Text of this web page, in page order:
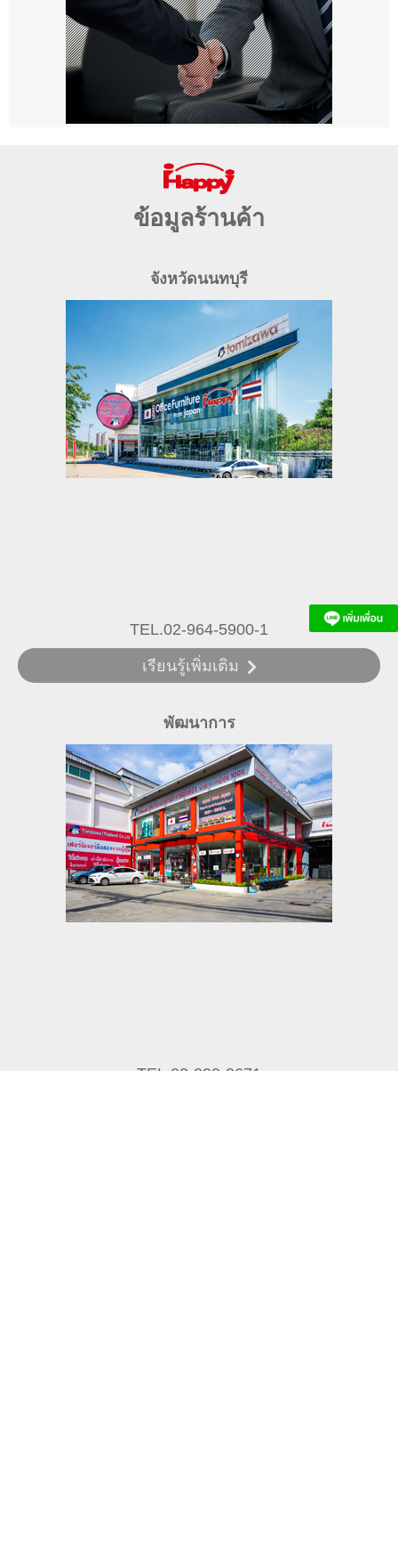
ข้อมูลร้านค้า
จังหวัดนนทบุรี
TEL.02-964-5900-1
เรียนรู้เพิ่มเติม
พัฒนาการ
TEL.02-090-0671